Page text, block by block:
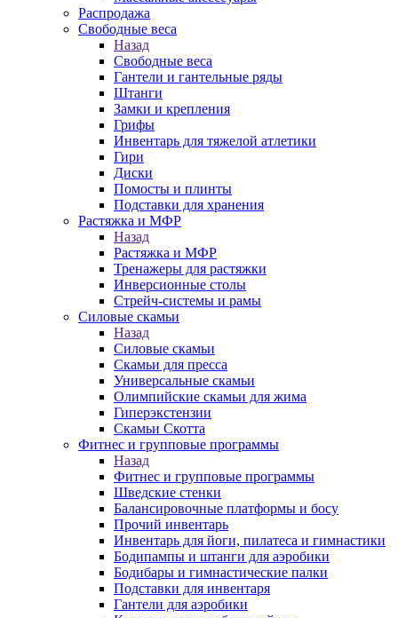
Распродажа
Свободные веса
Назад
Свободные веса
Гантели и гантельные ряды
Штанги
Замки и крепления
Грифы
Инвентарь для тяжелой атлетики
Гири
Диски
Помосты и плинты
Подставки для хранения
Растяжка и МФР
Назад
Растяжка и МФР
Тренажеры для растяжки
Инверсионные столы
Стрейч-системы и рамы
Силовые скамьи
Назад
Силовые скамьи
Скамьи для пресса
Универсальные скамьи
Олимпийские скамьи для жима
Гиперэкстензии
Скамьи Скотта
Фитнес и групповые программы
Назад
Фитнес и групповые программы
Шведские стенки
Балансировочные платформы и босу
Прочий инвентарь
Инвентарь для йоги, пилатеса и гимнастики
Бодипампы и штанги для аэробики
Бодибары и гимнастические палки
Подставки для инвентаря
Гантели для аэробики